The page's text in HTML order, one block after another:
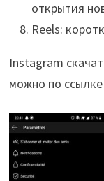
открытия
Reels:
Instagram
можно по